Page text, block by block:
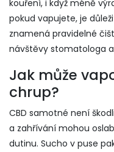
kouření, i když méně
pokud vapujete, je
znamená pravidelné
návštěvy stomatologa
Jak může
chrup?
CBD samotné není
a zahřívání mohou
dutinu. Sucho v puse